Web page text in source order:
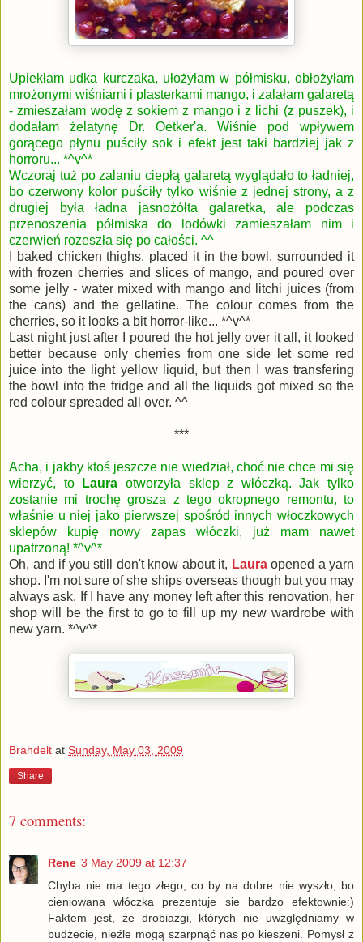
Upiekłam udka kurczaka, ułożyłam w półmisku, obłożyłam
mrożonymi wiśniami i plasterkami mango, i zalałam galaretą
- zmieszałam wodę z sokiem z mango i z lichi (z puszek), i
dodałam żelatynę Dr. Oetker'a. Wiśnie pod wpływem
gorącego płynu puściły sok i efekt jest taki bardziej jak z
horroru... *^v^*
Wczoraj tuż po zalaniu ciepłą galaretą wyglądało to ładniej,
bo czerwony kolor puściły tylko wiśnie z jednej strony, a z
drugiej była ładna jasnożółta galaretka, ale podczas
przenoszenia półmiska do lodówki zamieszałam nim i
czerwień rozeszła się po całości. ^^
I baked chicken thighs, placed it in the bowl, surrounded it
with frozen cherries and slices of mango, and poured over
some jelly - water mixed with mango and litchi juices (from
the cans) and the gellatine. The colour comes from the
cherries, so it looks a bit horror-like... *^v^*
Last night just after I poured the hot jelly over it all, it looked
better because only cherries from one side let some red
juice into the light yellow liquid, but then I was transfering
the bowl into the fridge and all the liquids got mixed so the
red colour spreaded all over. ^^
***
Acha, i jakby ktoś jeszcze nie wiedział, choć nie chce mi się
wierzyć, to
Laura otworzyła sklep z włóczką. Jak tylko
zostanie mi trochę grosza z tego okropnego remontu, to
właśnie u niej jako pierwszej spośród innych włoczkowych
sklepów kupię nowy zapas włóczki, już mam nawet
upatrzoną! *^v^*
Oh, and if you still don't know about it, Lauraopened a yarn
shop. I'm not sure of she ships overseas though but you may
always ask. If I have any money left after this renovation, her
shop will be the first to go to fill up my new wardrobe with
new yarn. *^v^*
Brahdelt at Sunday, May 03, 2009
Share
7 comments:
Rene 3 May 2009 at 12:37
Chyba nie ma tego złego, co by na dobre nie wyszło, bo
cieniowana włóczka prezentuje sie bardzo efektownie:)
Faktem jest, że drobiazgi, których nie uwzględniamy w
budżecie, nieźle mogą szarpnąć nas po kieszeni. Pomysł z